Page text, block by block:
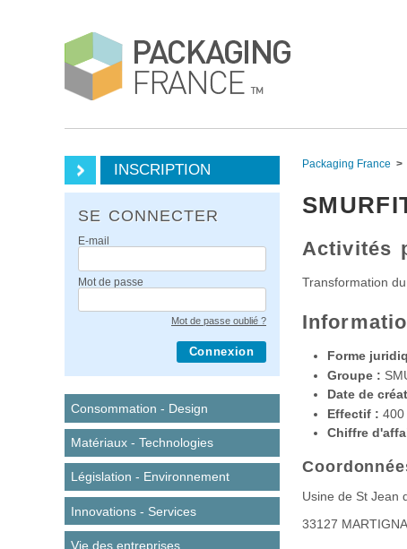
INSCRIPTION
SE CONNECTER
E-mail
Mot de passe
Mot de passe oublié ?
Connexion
Consommation - Design
Matériaux - Technologies
Législation - Environnement
Innovations - Services
Vie des entreprises
Packaging France
Activités
Transformation
Forme
Groupe :
Date de
Effectif : 400
Chiffre
Usine de St Jean
33127